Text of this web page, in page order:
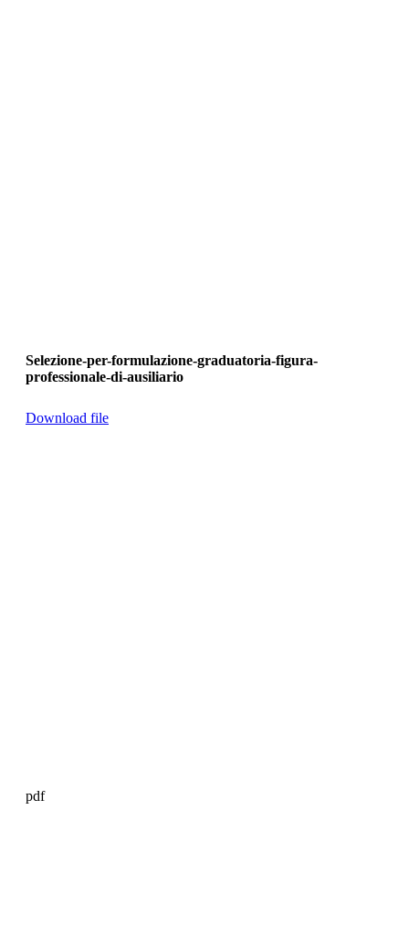
Selezione-per-formulazione-graduatoria-figura-
professionale-di-ausiliario
Download file
pdf